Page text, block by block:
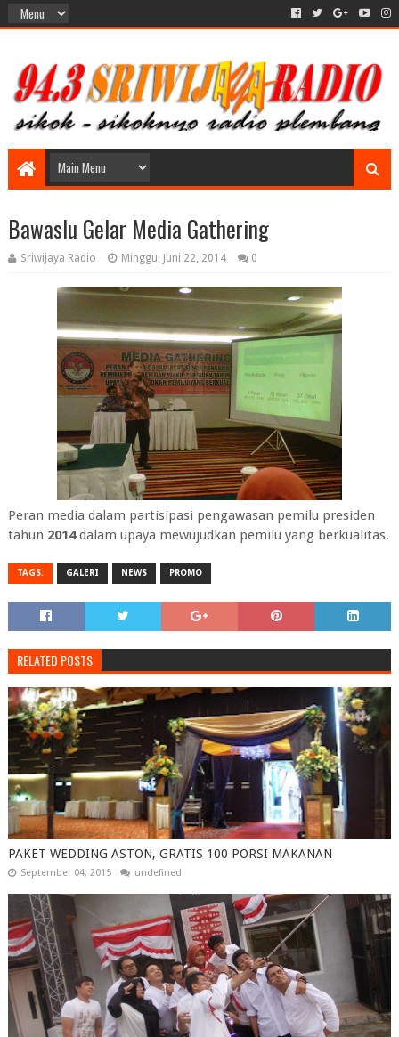
Bawaslu Gelar Media Gathering
Sriwijaya Radio Minggu, Juni 22, 2014 0
Peran media dalam partisipasi pengawasan pemilu presiden
tahun 2014dalam upaya mewujudkan pemilu yang berkualitas.
TAGS: GALERI NEWS PROMO
RELATED POSTS
PAKET WEDDING ASTON, GRATIS 100 PORSI MAKANAN
September 04, 2015 undefined